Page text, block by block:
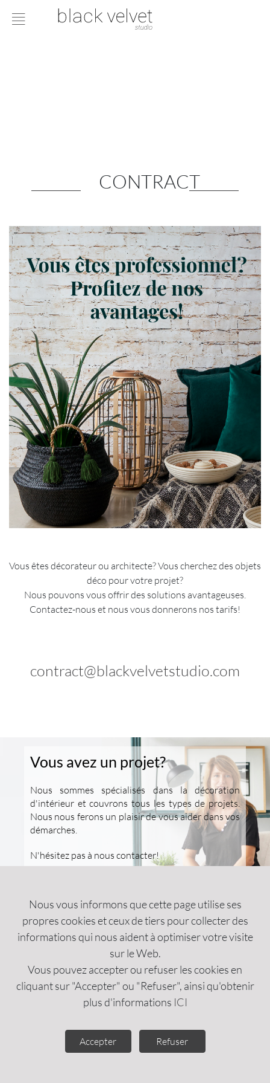
STUDIO DESIGN D'INTÉRIEUR
Découvrez qui est Maria
Favoris
Guide d'achat
CONTRACT
Vous êtes décorateur ou architecte? Vous cherchez des objets
déco pour votre projet?
Nous pouvons vous offrir des solutions avantageuses.
Contactez-nous et nous vous donnerons nos tarifs!
contract@blackvelvetstudio.com
Vous avez un projet?
Nous sommes spécialisés dans la décoration
d'intérieur et couvrons tous les types de projets.
Nous nous ferons un plaisir de vous aider dans vos
démarches.
N'hésitez pas à nous contacter!
À PROPOS DE NOUS
COMMENT NOUS TRAVAILLONS
MENTIONS LÉGALES
Nous vous informons que cette page utilise ses
propres cookies et ceux de tiers pour collecter des
informations qui nous aident à optimiser votre visite
sur le Web.
Vous pouvez accepter ou refuser les cookies en
cliquant sur "Accepter" ou "Refuser", ainsi qu'obtenir
plus d'informations ICI
Accepter Refuser